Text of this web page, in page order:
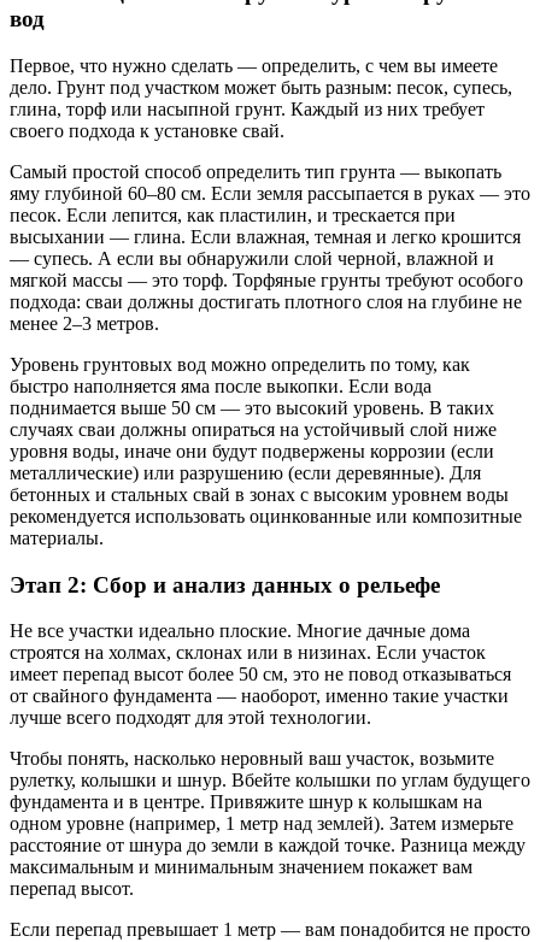
вод
Первое, что нужно сделать — определить, с чем вы имеете
дело. Грунт под участком может быть разным: песок, супесь,
глина, торф или насыпной грунт. Каждый из них требует
своего подхода к установке свай.
Самый простой способ определить тип грунта — выкопать
яму глубиной 60–80 см. Если земля рассыпается в руках — это
песок. Если лепится, как пластилин, и трескается при
высыхании — глина. Если влажная, темная и легко крошится
— супесь. А если вы обнаружили слой черной, влажной и
мягкой массы — это торф. Торфяные грунты требуют особого
подхода: сваи должны достигать плотного слоя на глубине не
менее 2–3 метров.
Уровень грунтовых вод можно определить по тому, как
быстро наполняется яма после выкопки. Если вода
поднимается выше 50 см — это высокий уровень. В таких
случаях сваи должны опираться на устойчивый слой ниже
уровня воды, иначе они будут подвержены коррозии (если
металлические) или разрушению (если деревянные). Для
бетонных и стальных свай в зонах с высоким уровнем воды
рекомендуется использовать оцинкованные или композитные
материалы.
Этап 2: Сбор и анализ данных о рельефе
Не все участки идеально плоские. Многие дачные дома
строятся на холмах, склонах или в низинах. Если участок
имеет перепад высот более 50 см, это не повод отказываться
от свайного фундамента — наоборот, именно такие участки
лучше всего подходят для этой технологии.
Чтобы понять, насколько неровный ваш участок, возьмите
рулетку, колышки и шнур. Вбейте колышки по углам будущего
фундамента и в центре. Привяжите шнур к колышкам на
одном уровне (например, 1 метр над землей). Затем измерьте
расстояние от шнура до земли в каждой точке. Разница между
максимальным и минимальным значением покажет вам
перепад высот.
Если перепад превышает 1 метр — вам понадобится не просто